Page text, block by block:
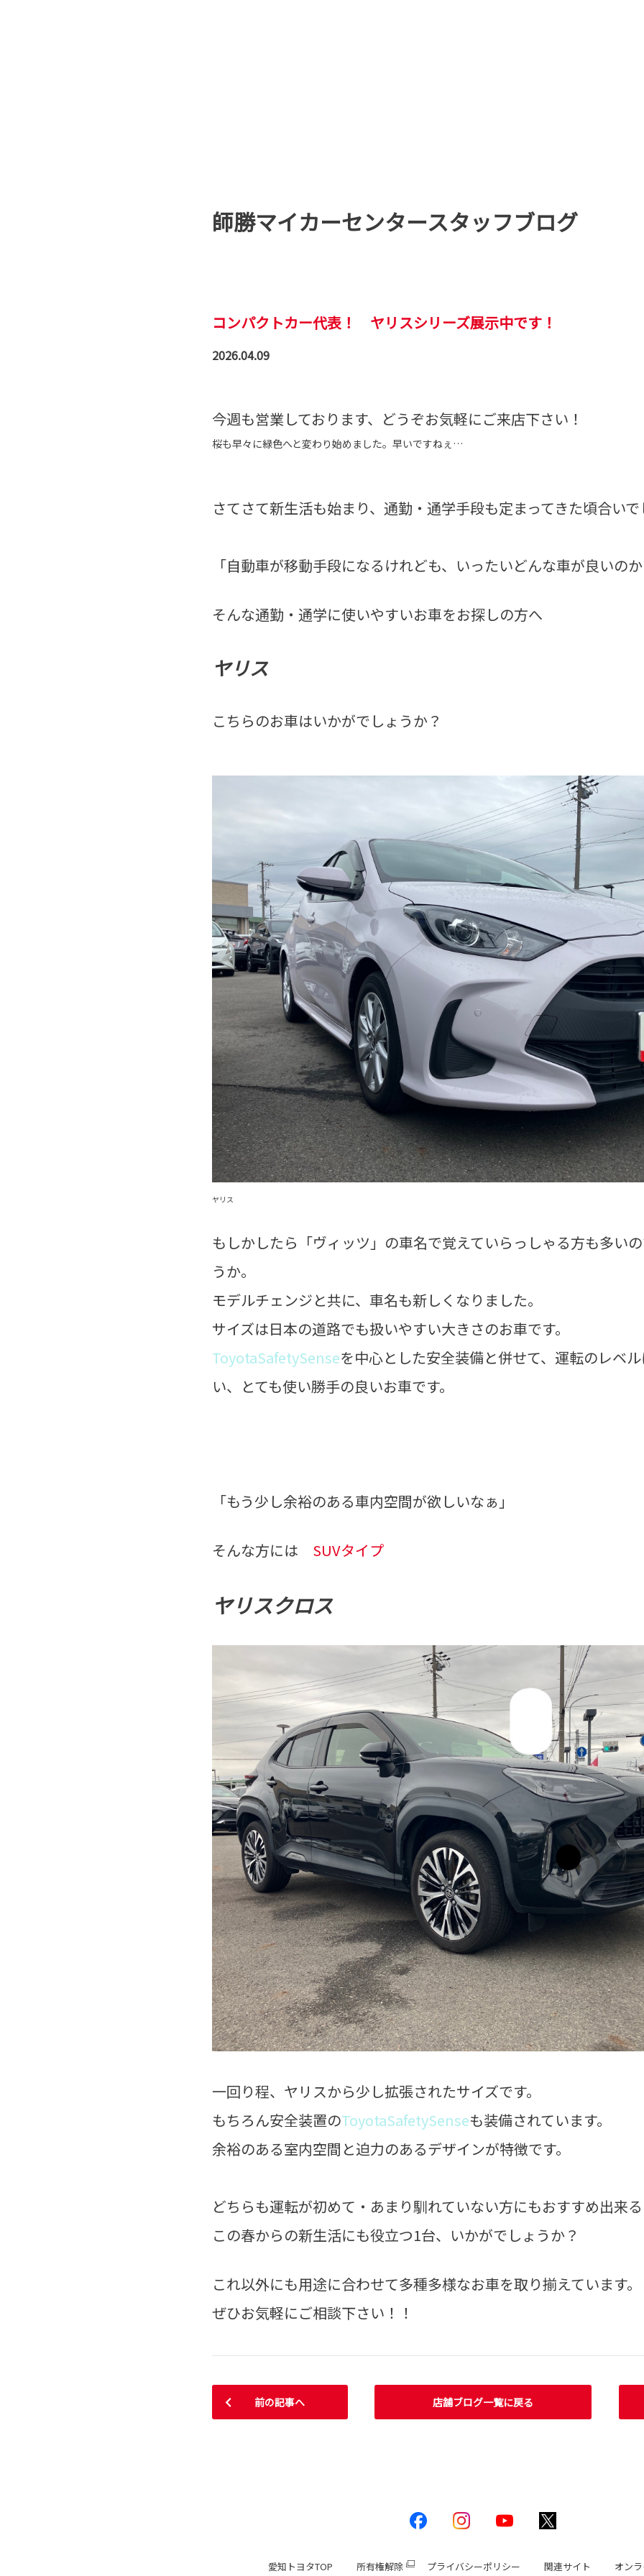
師勝マイカーセンタースタッフブログ
コンパクトカー代表！ ヤリスシリーズ展示中です！
2026.04.09
今週も営業しております、どうぞお気軽にご来店下さい！
桜も早々に緑色へと変わり始めました。早いですねぇ…
さてさて新生活も始まり、通勤・通学手段も定まってきた頃合いで
「自動車が移動手段になるけれども、いったいどんな車が良いのか
そんな通勤・通学に使いやすいお車をお探しの方へ
ヤリス
こちらのお車はいかがでしょうか？
ヤリス
もしかしたら「ヴィッツ」の車名で覚えていらっしゃる方も多い
うか。
モデルチェンジと共に、車名も新しくなりました。
サイズは日本の道路でも扱いやすい大きさのお車です。
ToyotaSafetySenseを中心とした安全装備と併せて、運転のレベ
い、とても使い勝手の良いお車です。
「もう少し余裕のある車内空間が欲しいなぁ」
そんな方には SUVタイプ
ヤリスクロス
一回り程、ヤリスから少し拡張されたサイズです。
もちろん安全装置のToyotaSafetySenseも装備されています。
余裕のある室内空間と迫力のあるデザインが特徴です。
どちらも運転が初めて・あまり馴れていない方にもおすすめ出来る
この春からの新生活にも役立つ1台、いかがでしょうか？
これ以外にも用途に合わせて多種多様なお車を取り揃えています。
ぜひお気軽にご相談下さい！！
前の記事へ 店舗ブログ一覧に戻る
愛知トヨタTOP 所有権解除 プライバシーポリシー 関連サイト オン